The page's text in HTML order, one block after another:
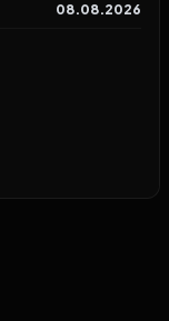
08.08.2026